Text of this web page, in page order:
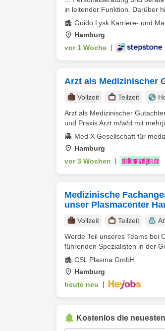
in leitender Funktion. Darüber
Guido Lysk Karriere- und
Hamburg
vor 1 Woche
Arzt als Medizinischer
Vollzeit Teilzeit
Arzt als Medizinischer
und Praxis Arzt m/w/d mit
Med X Gesellschaft für
Hamburg
vor 3 Wochen
Medizinische
unser Plasmacenter
Vollzeit Teilzeit
Werde Teil unseres Teams bei
führenden Spezialisten in der
CSL Plasma GmbH
Hamburg
heute neu
Kostenlos die neuesten